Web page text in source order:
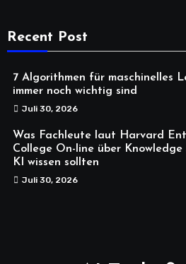
Recent Post
7 Algorithmen für maschinelles
immer noch wichtig sind
Juli 30, 2026
Was Fachleute laut Harvard
College On-line über Knowledge
KI wissen sollten
Juli 30, 2026